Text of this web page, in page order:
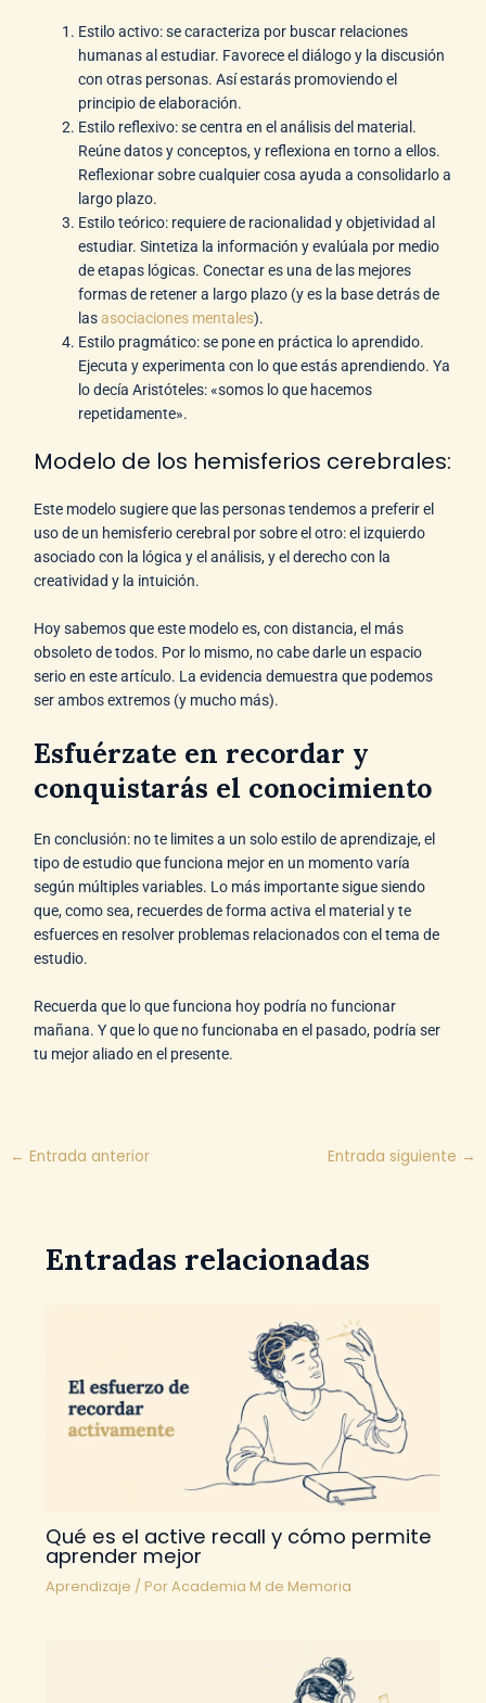
Estilo activo: se caracteriza por buscar relaciones
humanas al estudiar. Favorece el diálogo y la discusión
con otras personas. Así estarás promoviendo el
principio de elaboración.
Estilo reflexivo: se centra en el análisis del material.
Reúne datos y conceptos, y reflexiona en torno a ellos.
Reflexionar sobre cualquier cosa ayuda a consolidarlo a
largo plazo.
Estilo teórico: requiere de racionalidad y objetividad al
estudiar. Sintetiza la información y evalúala por medio
de etapas lógicas. Conectar es una de las mejores
formas de retener a largo plazo (y es la base detrás de
lasasociaciones mentales).
Estilo pragmático: se pone en práctica lo aprendido.
Ejecuta y experimenta con lo que estás aprendiendo. Ya
lo decía Aristóteles: «somos lo que hacemos
repetidamente».
Modelo de los hemisferios cerebrales:
Este modelo sugiere que las personas tendemos a preferir el
uso de un hemisferio cerebral por sobre el otro: el izquierdo
asociado con la lógica y el análisis, y el derecho con la
creatividad y la intuición.
Hoy sabemos que este modelo es, con distancia, el más
obsoleto de todos. Por lo mismo, no cabe darle un espacio
serio en este artículo. La evidencia demuestra que podemos
ser ambos extremos (y mucho más).
Esfuérzate en recordar y
conquistarás el conocimiento
En conclusión: no te limites a un solo estilo de aprendizaje, el
tipo de estudio que funciona mejor en un momento varía
según múltiples variables. Lo más importante sigue siendo
que, como sea, recuerdes de forma activa el material y te
esfuerces en resolver problemas relacionados con el tema de
estudio.
Recuerda que lo que funciona hoy podría no funcionar
mañana. Y que lo que no funcionaba en el pasado, podría ser
tu mejor aliado en el presente.
← Entrada anterior Entrada siguiente →
Entradas relacionadas
Qué es el active recall y cómo permite
aprender mejor
Aprendizaje / PorAcademia M de Memoria